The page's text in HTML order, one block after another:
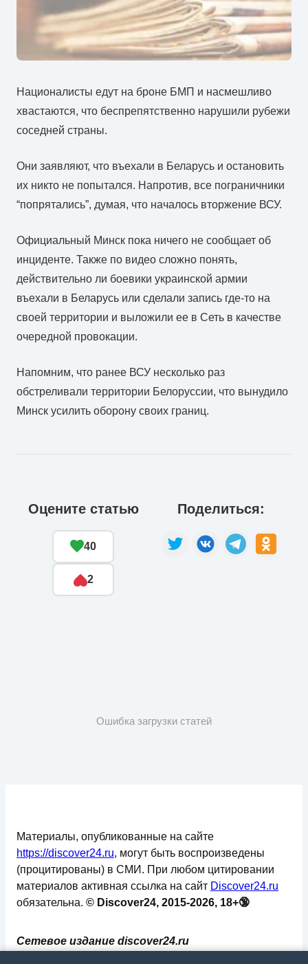
Националисты едут на броне БМП и насмешливо
хвастаются, что беспрепятственно нарушили рубежи
соседней страны.
Они заявляют, что въехали в Беларусь и остановить
их никто не попытался. Напротив, все пограничники
“попрятались”, думая, что началось вторжение ВСУ.
Официальный Минск пока ничего не сообщает об
инциденте. Также по видео сложно понять,
действительно ли боевики украинской армии
въехали в Беларусь или сделали запись где-то на
своей территории и выложили ее в Сеть в качестве
очередной провокации.
Напомним, что ранее ВСУ несколько раз
обстреливали территории Белоруссии, что вынудило
Минск усилить оборону своих границ.
Оцените статью
40
2
Поделиться:
Ошибка загрузки статей
Сетевое издание discover24.ru
Материалы, опубликованные на сайте
https://discover24.ru, могут быть воспроизведены
(процитированы) в СМИ. При любом цитировании
материалов активная ссылка на сайт Discover24.ru
обязательна. © Discover24, 2015-2026, 18+🔞